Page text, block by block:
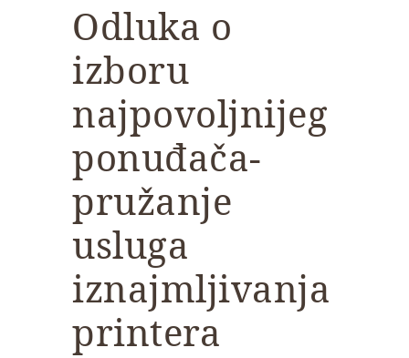
Odluka o
izboru
najpovoljnijeg
ponuđača-
pružanje
usluga
iznajmljivanja
printera